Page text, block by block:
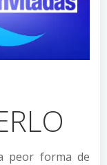
peor forma de